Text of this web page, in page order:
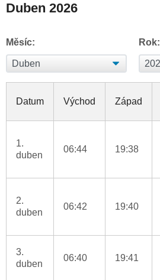
Duben 2026
Měsíc: Rok:
Datum Východ Západ
1.
duben
06:44 19:38
2.
duben
06:42 19:40
3.
duben
06:40 19:41